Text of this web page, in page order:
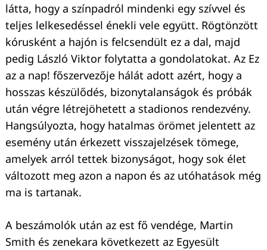
látta, hogy a színpadról mindenki egy szívvel és
teljes lelkesedéssel énekli vele együtt. Rögtönzött
kórusként a hajón is felcsendült ez a dal, majd
pedig László Viktor folytatta a gondolatokat. Az Ez
az a nap! főszervezője hálát adott azért, hogy a
hosszas készülődés, bizonytalanságok és próbák
után végre létrejöhetett a stadionos rendezvény.
Hangsúlyozta, hogy hatalmas örömet jelentett az
esemény után érkezett visszajelzések tömege,
amelyek arról tettek bizonyságot, hogy sok élet
változott meg azon a napon és az utóhatások még
ma is tartanak.
A beszámolók után az est fő vendége, Martin
Smith és zenekara következett az Egyesült
Keresés: